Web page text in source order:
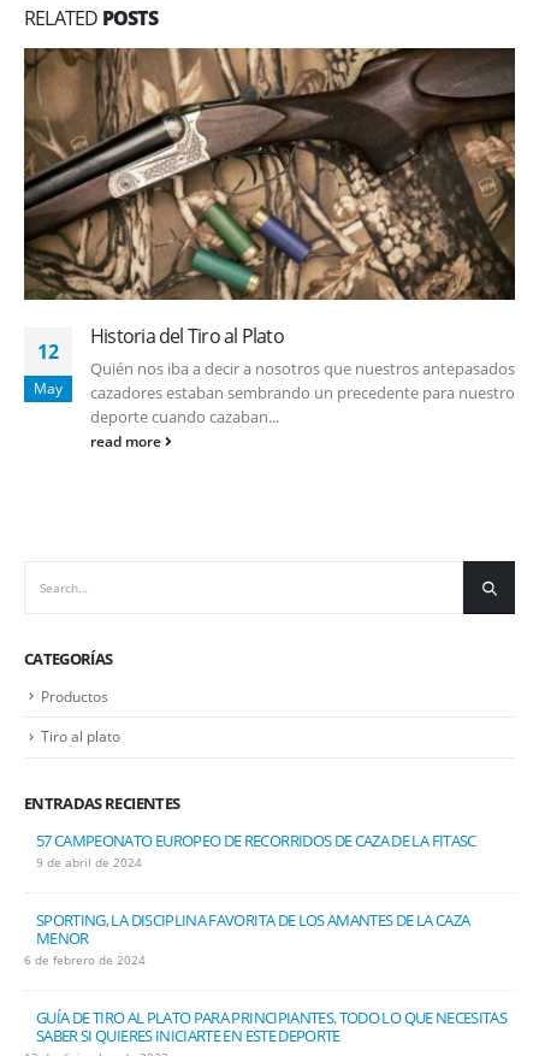
RELATED POSTS
12
May
Historia del Tiro al Plato
Quién nos iba a decir a nosotros que nuestros antepasados
cazadores estaban sembrando un precedente para nuestro
deporte cuando cazaban...
read more
CATEGORÍAS
Productos
Tiro al plato
ENTRADAS RECIENTES
57 CAMPEONATO EUROPEO DE RECORRIDOS DE CAZA DE LA FITASC
9 de abril de 2024
SPORTING, LA DISCIPLINA FAVORITA DE LOS AMANTES DE LA CAZA
MENOR
6 de febrero de 2024
GUÍA DE TIRO AL PLATO PARA PRINCIPIANTES. TODO LO QUE NECESITAS
SABER SI QUIERES INICIARTE EN ESTE DEPORTE